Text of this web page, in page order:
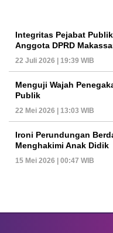
Integritas Pejabat
Anggota DPRD
22 Juli 2026 | 19:39 WIB
Menguji Wajah
Publik
22 Mei 2026 | 13:03 WIB
Ironi Perundungan
Menghakimi Anak Didik
15 Mei 2026 | 00:47 WIB